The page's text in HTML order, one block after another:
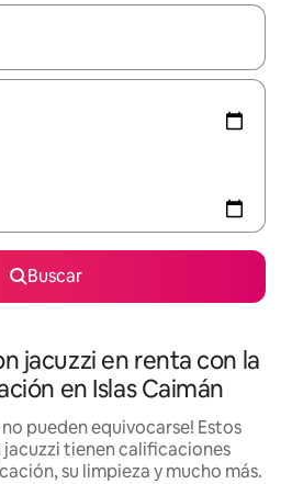
disponibles, podrás navegar
Buscar
jacuzzi en renta con la
en Islas Caimán
no pueden equivocarse! Estos
tienen calificaciones
su limpieza y mucho más.